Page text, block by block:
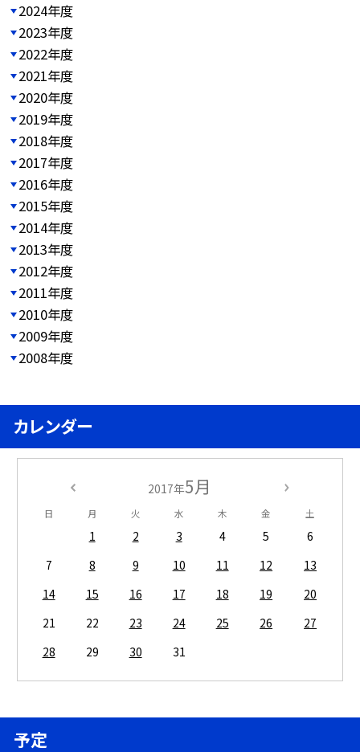
2024年度
2023年度
2022年度
2021年度
2020年度
2019年度
2018年度
2017年度
2016年度
2015年度
2014年度
2013年度
2012年度
2011年度
2010年度
2009年度
2008年度
カレンダー
2017年5月
日 月 火 水 木 金 土
1 2 3 4 5
6
7
8 9 10 11 12
13
14
15 16 17 18 19
20
21
22 23 24 25 26
27
28
29 30 31
予定